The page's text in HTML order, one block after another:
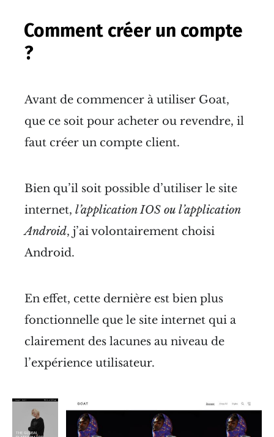
Comment créer un compte
?
Avant de commencer à utiliser Goat,
que ce soit pour acheter ou revendre, il
faut créer un compte client.
Bien qu’il soit possible d’utiliser le site
internet, l’application IOS ou l’application
Android, j’ai volontairement choisi
Android.
En effet, cette dernière est bien plus
fonctionnelle que le site internet qui a
clairement des lacunes au niveau de
l’expérience utilisateur.